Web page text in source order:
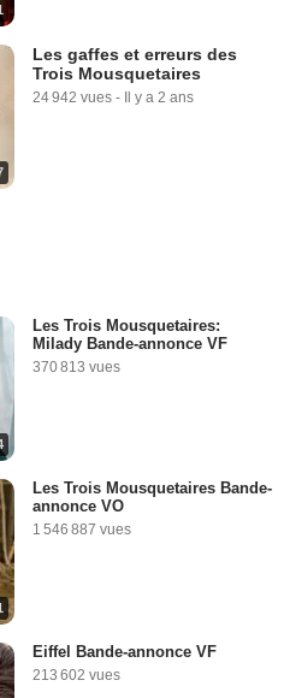
Les gaffes et erreurs des
Trois Mousquetaires
24 942 vues - Il y a 2 ans
Les Trois Mousquetaires:
Milady Bande-annonce VF
370 813 vues
Les Trois Mousquetaires Bande-
annonce VO
1 546 887 vues
Eiffel Bande-annonce VF
213 602 vues